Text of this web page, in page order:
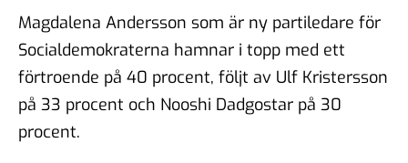
Magdalena Andersson som är ny partiledare för
Socialdemokraterna hamnar i topp med ett
förtroende på 40 procent, följt av Ulf Kristersson
på 33 procent och Nooshi Dadgostar på 30
procent.